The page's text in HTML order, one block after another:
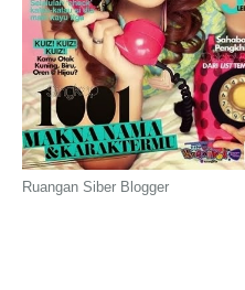
Ruangan Siber Blogger